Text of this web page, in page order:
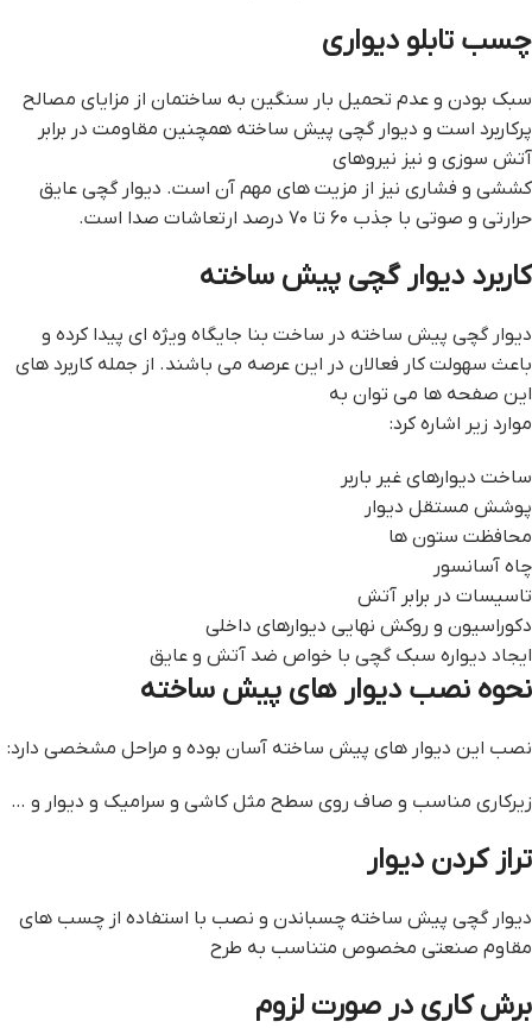
چسب تابلو ديواري
سبک بودن و عدم تحمیل بار سنگین به ساختمان از مزایای مصالح
پرکاربرد است و ديوار گچي پيش ساخته همچنین مقاومت در برابر
آتش سوزی و نیز نیروهای
کششی و فشاری نیز از مزیت های مهم آن است. دیوار گچی عایق
حرارتی و صوتی با جذب ۶۰ تا ۷۰ درصد ارتعاشات صدا است.
کاربرد دیوار گچی پیش ساخته
ديوار گچي پيش ساخته در ساخت بنا جایگاه ویژه ای پیدا کرده و
باعث سهولت کار فعالان در این عرصه می باشند. از جمله کاربرد های
این صفحه ها می توان به
موارد زیر اشاره کرد:
ساخت دیوارهای غير باربر
پوشش مستقل ديوار
محافظت ستون ها
چاه آسانسور
تاسيسات در برابر آتش
دکوراسیون و روکش نهایی دیوارهای داخلی
ایجاد دیواره سبک گچی با خواص ضد آتش و عایق
نحوه نصب دیوار های پیش ساخته
نصب این دیوار های پیش ساخته آسان بوده و مراحل مشخصی دارد:
زیرکاری مناسب و صاف روی سطح مثل کاشی و سرامیک و دیوار و …
تراز کردن دیوار
ديوار گچي پيش ساخته چسباندن و نصب با استفاده از چسب های
مقاوم صنعتی مخصوص متناسب به طرح
برش کاری در صورت لزوم